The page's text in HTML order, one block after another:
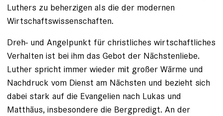
Luthers zu beherzigen als die der modernen
Wirtschaftswissenschaften.
Dreh- und Angelpunkt für christliches wirtschaftliches
Verhalten ist bei ihm das Gebot der Nächstenliebe.
Luther spricht immer wieder mit großer Wärme und
Nachdruck vom Dienst am Nächsten und bezieht sich
dabei stark auf die Evangelien nach Lukas und
Matthäus, insbesondere die Bergpredigt. An der